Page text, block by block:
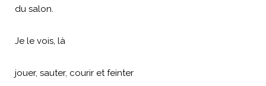
du salon.
Je le vois, là
jouer, sauter, courir et feinter